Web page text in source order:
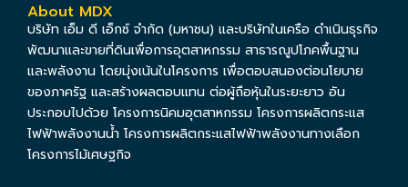
About MDX
บริษัท เอ็ม ดี เอ็กซ์ จำกัด (มหาชน) และบริษัทในเครือ ดำเนินธุรกิจ
พัฒนาและขายที่ดินเพื่อการอุตสาหกรรม สาธารณูปโภคพื้นฐาน
และพลังงาน โดยมุ่งเน้นในโครงการ เพื่อตอบสนองต่อนโยบาย
ของภาครัฐ และสร้างผลตอบแทน ต่อผู้ถือหุ้นในระยะยาว อัน
ประกอบไปด้วย โครงการนิคมอุตสาหกรรม โครงการผลิตกระแส
ไฟฟ้าพลังงานน้ำ โครงการผลิตกระแสไฟฟ้าพลังงานทางเลือก
โครงการไม้เศษฐกิจ